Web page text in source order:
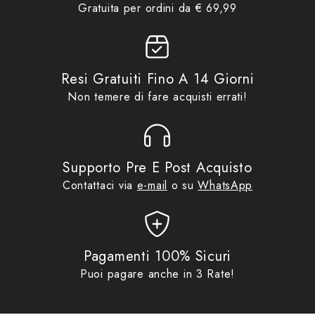
PARVISA - PEUGEOT - PIAGGIO - QUADRO -
- TRIUMPH - YAMAHA
– coprimanopole per manubri con bilanciere
– nuovo sistema di fissaggio sul manubrio tramite la
vite del bilanciere o il disco interno, predisposto per
Gratuita per ordini da € 69,99
Resi Gratuiti Fino A 14 Giorni
Non temere di fare acquisti errati!
Supporto Pre E Post Acquisto
Contattaci via e-mail o suWhatsApp
Pagamenti 100% Sicuri
Puoi pagare anche in 3 Rate!